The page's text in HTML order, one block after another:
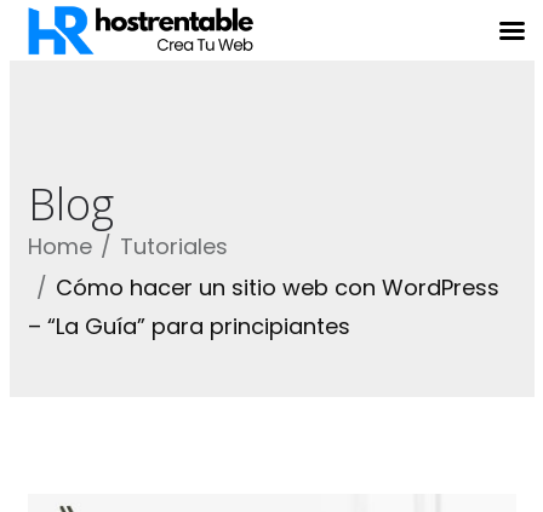
Blog
Home
Tutoriales
Cómo hacer un sitio web con WordPress
– “La Guía” para principiantes